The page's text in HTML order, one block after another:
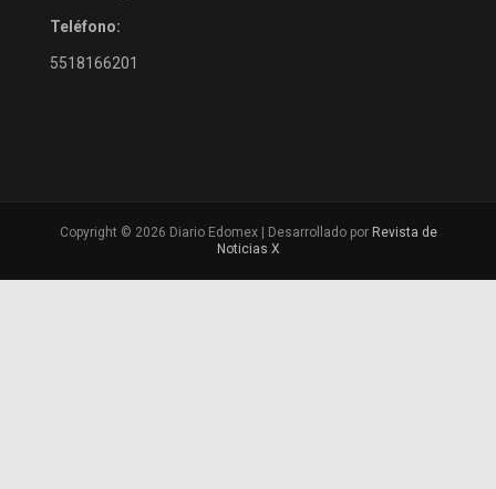
Teléfono:
5518166201
Copyright © 2026 Diario Edomex | Desarrollado por Revista de
Noticias X